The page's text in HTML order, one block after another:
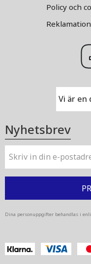
Policy och
Vi är en
Nyhetsbrev
Dina personuppgifter behandlas i